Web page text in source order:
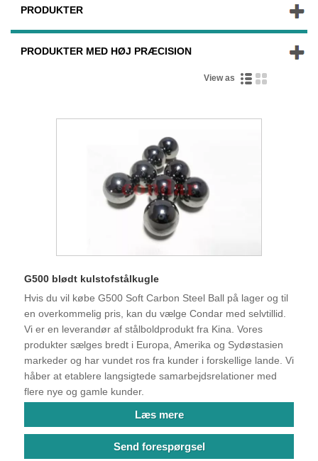
PRODUKTER
PRODUKTER MED HØJ PRÆCISION
View as
G500 blødt kulstofstålkugle
Hvis du vil købe G500 Soft Carbon Steel Ball på lager og til
en overkommelig pris, kan du vælge Condar med selvtillid.
Vi er en leverandør af stålboldprodukt fra Kina. Vores
produkter sælges bredt i Europa, Amerika og Sydøstasien
markeder og har vundet ros fra kunder i forskellige lande. Vi
håber at etablere langsigtede samarbejdsrelationer med
flere nye og gamle kunder.
Læs mere
Send forespørgsel